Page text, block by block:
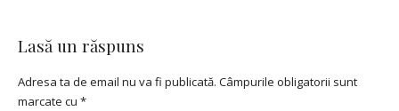
Lasă un răspuns
Adresa ta de email nu va fi publicată. Câmpurile obligatorii sunt
marcate cu *